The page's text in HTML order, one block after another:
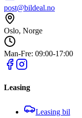
post@bildeal.no
Oslo, Norge
Man-Fre: 09:00-17:00
Leasing
Leasing bil